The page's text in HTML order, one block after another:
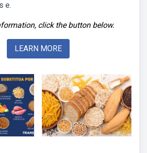
e.
click the button below.
LEARN MORE